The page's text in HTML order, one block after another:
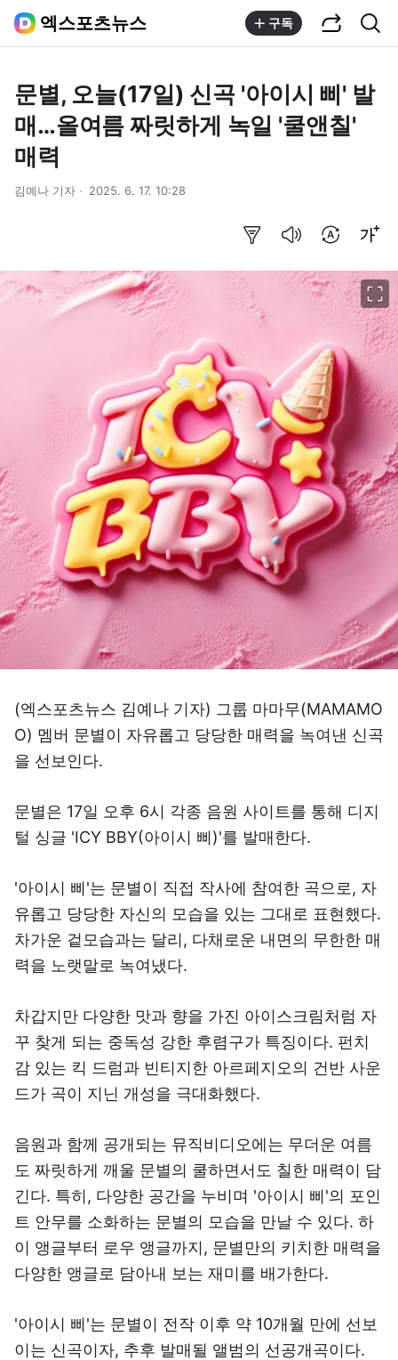
엑스포츠뉴스 구독
문별, 오늘(17일) 신곡 '아이시 삐' 발
매…올여름 짜릿하게 녹일 '쿨앤칠'
매력
김예나 기자 2025. 6. 17. 10:28
(엑스포츠뉴스 김예나 기자) 그룹 마마무(MAMAMO
O) 멤버 문별이 자유롭고 당당한 매력을 녹여낸 신곡
을 선보인다.
문별은 17일 오후 6시 각종 음원 사이트를 통해 디지
털 싱글 'ICY BBY(아이시 삐)'를 발매한다.
'아이시 삐'는 문별이 직접 작사에 참여한 곡으로, 자
유롭고 당당한 자신의 모습을 있는 그대로 표현했다.
차가운 겉모습과는 달리, 다채로운 내면의 무한한 매
력을 노랫말로 녹여냈다.
차갑지만 다양한 맛과 향을 가진 아이스크림처럼 자
꾸 찾게 되는 중독성 강한 후렴구가 특징이다. 펀치
감 있는 킥 드럼과 빈티지한 아르페지오의 건반 사운
드가 곡이 지닌 개성을 극대화했다.
음원과 함께 공개되는 뮤직비디오에는 무더운 여름
도 짜릿하게 깨울 문별의 쿨하면서도 칠한 매력이 담
긴다. 특히, 다양한 공간을 누비며 '아이시 삐'의 포인
트 안무를 소화하는 문별의 모습을 만날 수 있다. 하
이 앵글부터 로우 앵글까지, 문별만의 키치한 매력을
다양한 앵글로 담아내 보는 재미를 배가한다.
'아이시 삐'는 문별이 전작 이후 약 10개월 만에 선보
이는 신곡이자, 추후 발매될 앨범의 선공개곡이다.